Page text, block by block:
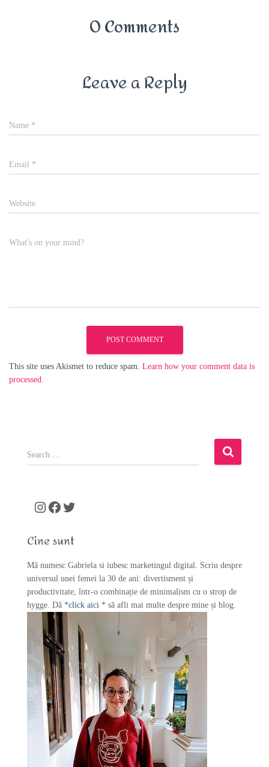
0 Comments
Leave a Reply
Name *
Email *
Website
What's on your mind?
This site uses Akismet to reduce spam. Learn how your comment data is
processed.
S
e
o
:
Instagram Facebook Twitter
Cine sunt
Mă numesc Gabriela si iubesc marketingul digital. Scriu despre
universul unei femei la 30 de ani: divertisment și
productivitate, într-o combinație de minimalism cu o strop de
hygge. Dă *click aici * să afli mai multe despre mine și blog.